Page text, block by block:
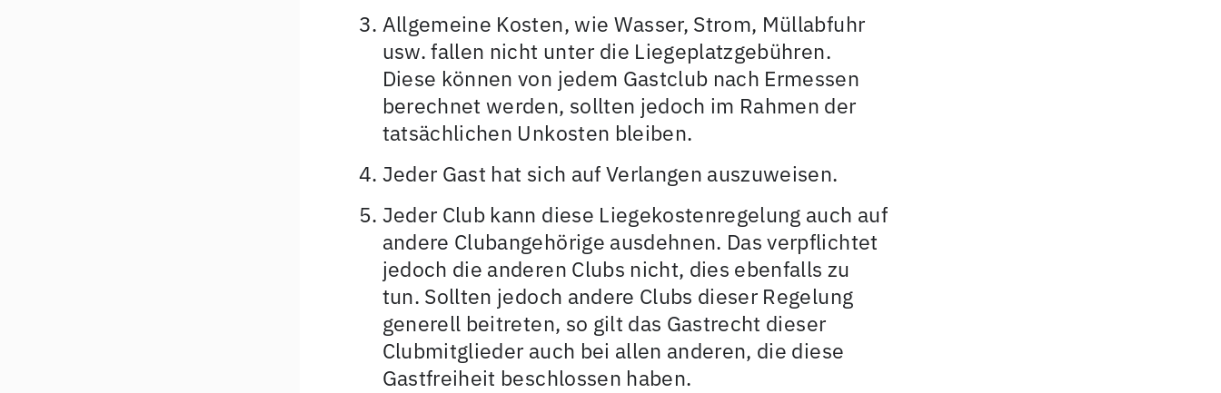
Allgemeine Kosten, wie Wasser, Strom, Müllabfuhr
usw. fallen nicht unter die Liegeplatzgebühren.
Diese können von jedem Gastclub nach Ermessen
berechnet werden, sollten jedoch im Rahmen der
tatsächlichen Unkosten bleiben.
Jeder Gast hat sich auf Verlangen auszuweisen.
Jeder Club kann diese Liegekostenregelung auch auf
andere Clubangehörige ausdehnen. Das verpflichtet
jedoch die anderen Clubs nicht, dies ebenfalls zu
tun. Sollten jedoch andere Clubs dieser Regelung
generell beitreten, so gilt das Gastrecht dieser
Clubmitglieder auch bei allen anderen, die diese
Gastfreiheit beschlossen haben.